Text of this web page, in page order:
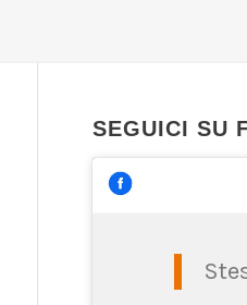
SEGUICI SU